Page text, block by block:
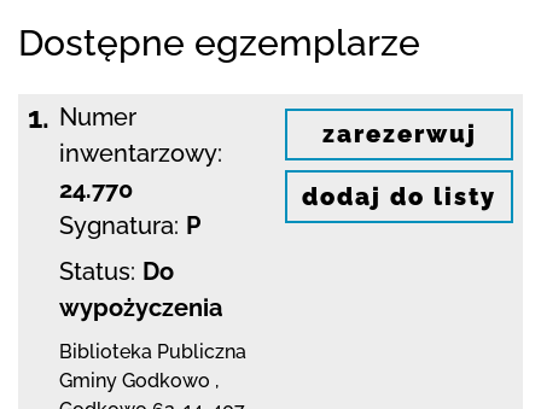
Dostępne egzemplarze
1. Numer
inwentarzowy:
24.770
Sygnatura: P
Status: Do
wypożyczenia
Biblioteka Publiczna
Gminy Godkowo ,
zarezerwuj
dodaj do listy